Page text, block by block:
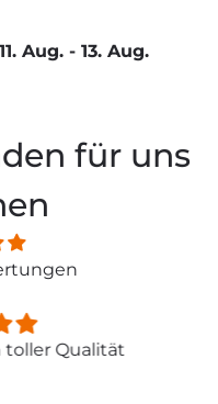
11. Aug. - 13. Aug.
für uns
toller Qualität